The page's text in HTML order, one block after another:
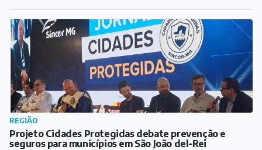
REGIÃO
Projeto Cidades Protegidas debate prevenção e
seguros para municípios em São João del-Rei